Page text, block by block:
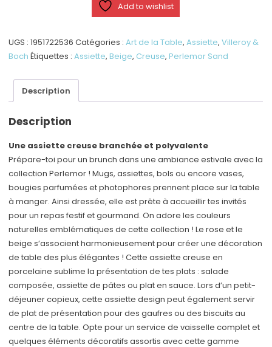
creuse,
beige
Add to wishlist
UGS :1951722536 Catégories :Art de la Table,Assiette,Villeroy &
Boch Étiquettes :Assiette,Beige, Creuse,Perlemor Sand
Description
Description
Une assiette creuse branchée et polyvalente
Prépare-toi pour un brunch dans une ambiance estivale avec la
collection Perlemor ! Mugs, assiettes, bols ou encore vases,
bougies parfumées et photophores prennent place sur la table
à manger. Ainsi dressée, elle est prête à accueillir tes invités
pour un repas festif et gourmand. On adore les couleurs
naturelles emblématiques de cette collection ! Le rose et le
beige s’associent harmonieusement pour créer une décoration
de table des plus élégantes ! Cette assiette creuse en
porcelaine sublime la présentation de tes plats : salade
composée, assiette de pâtes ou plat en sauce. Lors d’un petit-
déjeuner copieux, cette assiette design peut également servir
de plat de présentation pour des gaufres ou des biscuits au
centre de la table. Opte pour un service de vaisselle complet et
quelques éléments décoratifs assortis avec cette gamme